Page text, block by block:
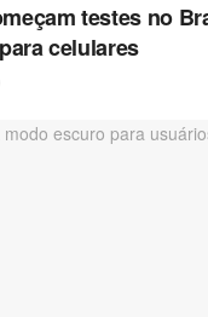
testes no
celulares